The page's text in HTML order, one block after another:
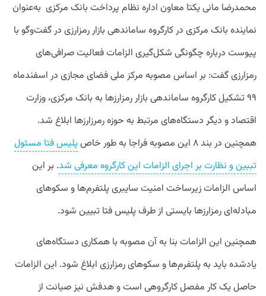
محمدرضا مانی یکتا معاون اداره نظام پرداخت بانک مرکزی به‌عنوان
نماینده بانک مرکزی در کارگروه ساماندهی بازار رمزارزی در گفت‌وگو با
پیوست درباره چگونگی شکل‌گیری الزامات فعالیت صرافی‌های
رمزارزی گفت: بر اساس مصوبه مرکز ملی فضای مجازی در اسفندماه
۹۹ تشکیل کارگروه ساماندهی بازار رمزارزها به بانک مرکزی، وزارت
اقتصاد و دیگر دستگاه‌های مرتبط به حوزه رمرزارزها ابلاغ شد.
همچنین در بند ۸ این مصوبه فراجا به طور خاص
پلیس فتا مسئول
تببین و نظارت بر اجرای الزامات این کارگروه معرفی شد. بر این
اساس الزامات زیرساخت امنیت سایبری پلتفرم‌ها و سکوهای
مبادله‌ای رمزارزها بایستی از طرف پلیس فتا تبیین شود.
همچنین این الزامات بنا به آن مصوبه با همکاری دستگاه‌های
یادشده باید به پلتفرم‌ها و سکوهای رمزارزی ابلاغ شود. این الزامات
حاصل یک کار مفصل کارگروهی است و هدفش نیز صیانت از